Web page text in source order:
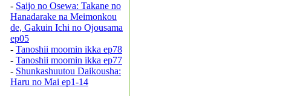
- Saijo no Osewa: Takane no
Hanadarake na Meimonkou
de, Gakuin Ichi no Ojousama
ep05
- Tanoshii moomin ikka ep78
- Tanoshii moomin ikka ep77
- Shunkashuutou Daikousha:
Haru no Mai ep1-14